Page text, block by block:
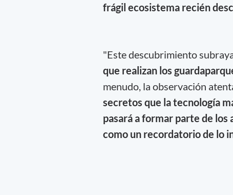
frágil ecosistema recién
"Este descubrimiento
que realizan los
menudo, la observación
secretos que la tecnología
pasará a formar parte de
como un recordatorio de lo